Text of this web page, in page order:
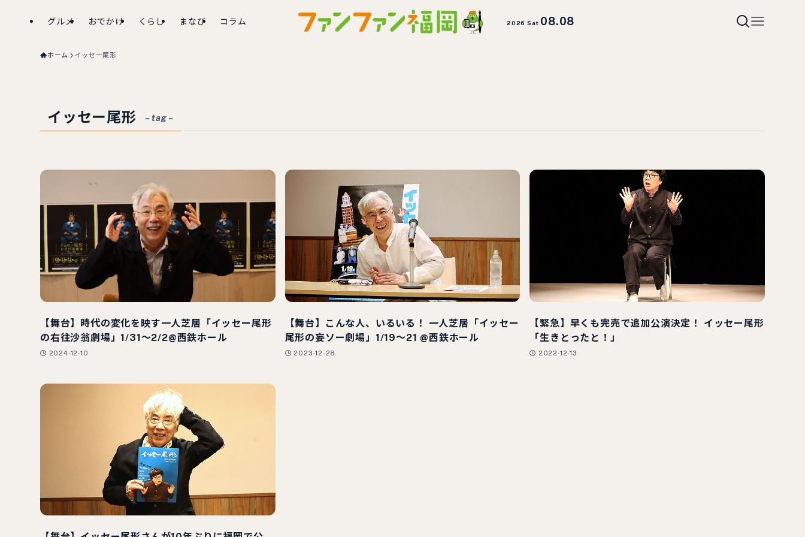
グルメ おでかけ くらし まなび コラム 2026 Sat 08.08
ホーム イッセー尾形
イッセー尾形 – tag –
【舞台】時代の変化を映す一人芝居「イッセー尾形
の右往沙翁劇場」1/31～2/2@西鉄ホール
2024-12-10
【舞台】こんな人、いるいる！ 一人芝居「イッセー
尾形の妄ソー劇場」1/19～21 @西鉄ホール
2023-12-28
【緊急】早くも完売で追加公演決定！ イッセー尾形
「生きとったと！」
2022-12-13